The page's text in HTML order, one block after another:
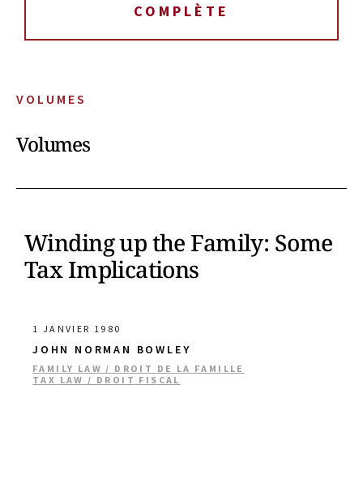
VOLUMES
Volumes
Winding up the Family: Some
Tax Implications
1 JANVIER 1980
JOHN NORMAN BOWLEY
FAMILY LAW / DROIT DE LA FAMILLE
TAX LAW / DROIT FISCAL
COMPLÈTE